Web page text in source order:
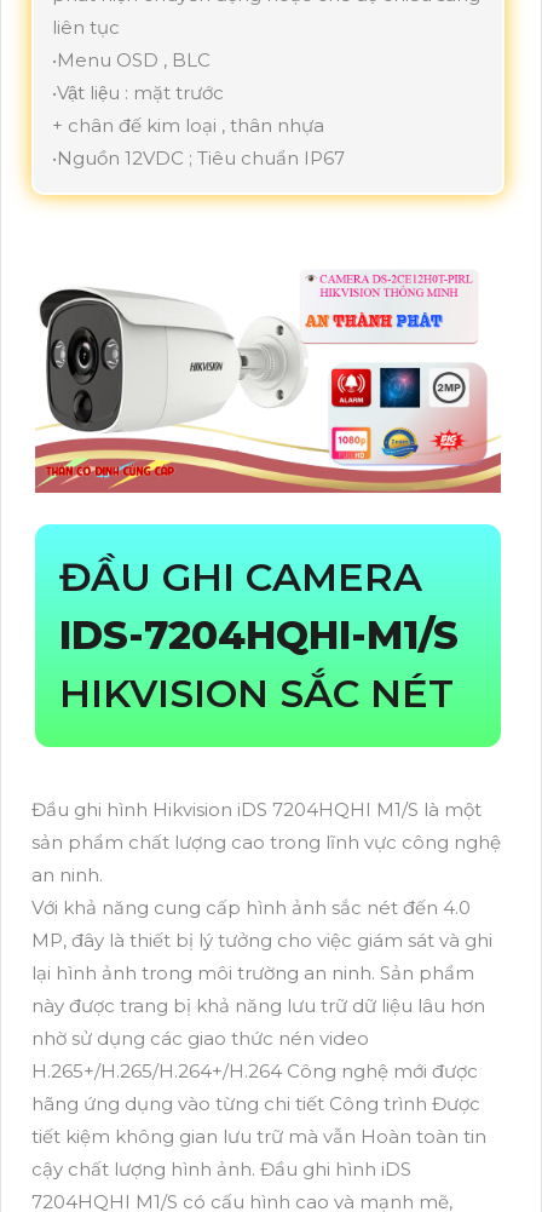
liên tục
•Menu OSD , BLC
•Vật liệu : mặt trước
+ chân đế kim loại , thân nhựa
•Nguồn 12VDC ; Tiêu chuẩn IP67
ĐẦU GHI CAMERA
IDS-7204HQHI-M1/S
HIKVISION SẮC NÉT
Đầu ghi hình Hikvision iDS 7204HQHI M1/S là một
sản phẩm chất lượng cao trong lĩnh vực công nghệ
an ninh.
Với khả năng cung cấp hình ảnh sắc nét đến 4.0
MP, đây là thiết bị lý tưởng cho việc giám sát và ghi
lại hình ảnh trong môi trường an ninh. Sản phẩm
này được trang bị khả năng lưu trữ dữ liệu lâu hơn
nhờ sử dụng các giao thức nén video
H.265+/H.265/H.264+/H.264 Công nghệ mới được
hãng ứng dụng vào từng chi tiết Công trình Được
tiết kiệm không gian lưu trữ mà vẫn Hoàn toàn tin
cậy chất lượng hình ảnh. Đầu ghi hình iDS
7204HQHI M1/S có cấu hình cao và mạnh mẽ,